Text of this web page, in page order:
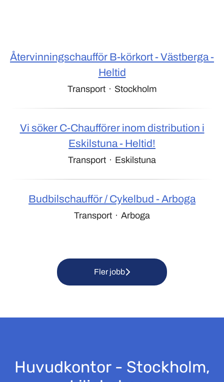
Återvinningschaufför B-körkort - Västberga -
Heltid
Transport · Stockholm
Vi söker C-Chaufförer inom distribution i
Eskilstuna - Heltid!
Transport · Eskilstuna
Budbilschaufför / Cykelbud - Arboga
Transport · Arboga
Fler jobb
Huvudkontor - Stockholm,